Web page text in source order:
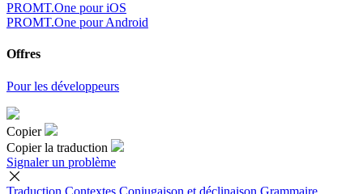
PROMT.One pour iOS
PROMT.One pour Android
Offres
Pour les développeurs
Copier
Copier la traduction
Signaler un problème
Traduction Contextes Conjugaison et déclinaison Grammaire